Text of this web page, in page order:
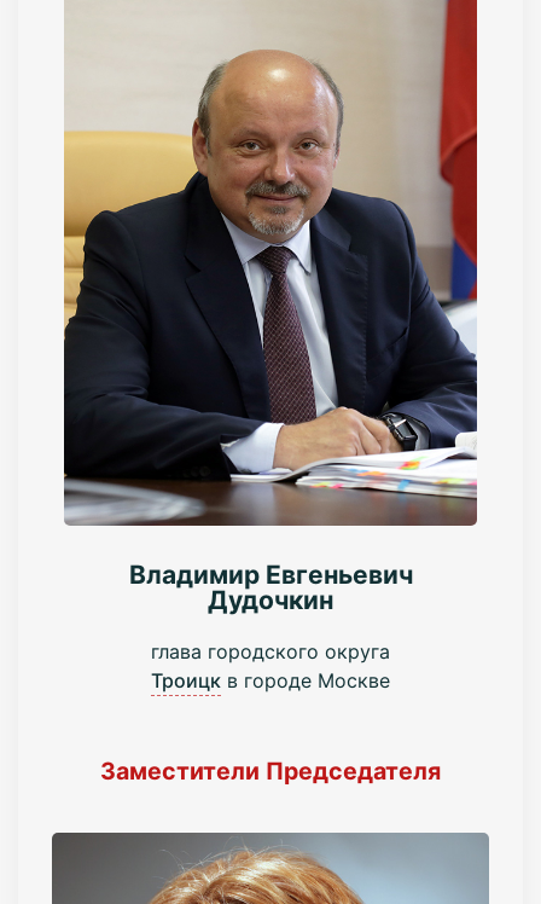
Владимир Евгеньевич
Дудочкин
глава городского округа
Троицк в городе Москве
Заместители Председателя